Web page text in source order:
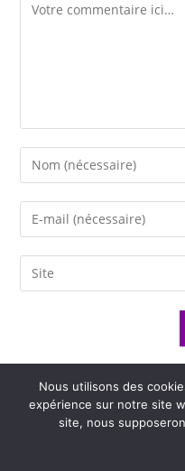
2026 - Variance FM -
Nous utilisons des
expérience sur notre site
site, nous